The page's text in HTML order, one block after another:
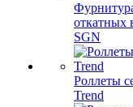
откатных
SGN
Роллеты
Trend